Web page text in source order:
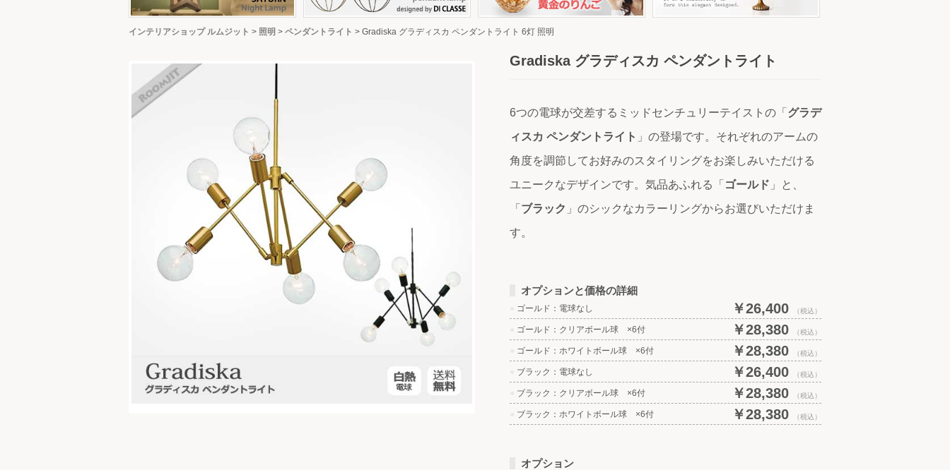
インテリアショップ ルムジット > 照明 > ペンダントライト > Gradiska グラディスカ ペンダントライト 6灯 照明
Gradiska グラディスカ ペンダントライト
6つの電球が交差するミッドセンチュリーテイストの「 グラデ
ィスカ ペンダントライト 」の登場です。それぞれのアームの
角度を調節してお好みのスタイリングをお楽しみいただける
ユニークなデザインです。気品あふれる「 ゴールド 」と、
「 ブラック 」のシックなカラーリングからお選びいただけま
す。
オプションと価格の詳細
ゴールド：電球なし ￥26,400 （税込）
ゴールド：クリアボール球 ×6付 ￥28,380 （税込）
ゴールド：ホワイトボール球 ×6付 ￥28,380 （税込）
ブラック：電球なし ￥26,400 （税込）
ブラック：クリアボール球 ×6付 ￥28,380 （税込）
ブラック：ホワイトボール球 ×6付 ￥28,380 （税込）
オプション